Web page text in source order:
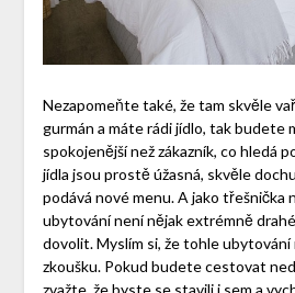
Nezapomeňte také, že tam skvěle
gurmán a máte rádi jídlo, tak budete
spokojenější než zákazník, co hledá
jídla jsou prostě úžasná, skvěle
podává nové menu. A jako třešnička
ubytování není nějak extrémně
dovolit. Myslím si, že tohle ubytování
zkoušku. Pokud budete cestovat
zvažte, že byste se stavili i sem a